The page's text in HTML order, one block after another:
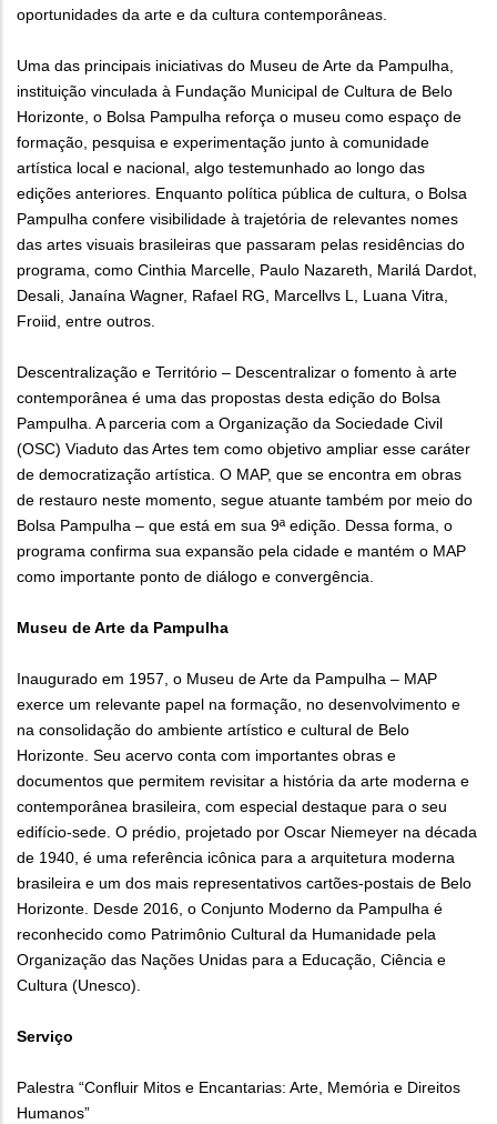
oportunidades da arte e da cultura contemporâneas.
Uma das principais iniciativas do Museu de Arte da Pampulha,
instituição vinculada à Fundação Municipal de Cultura de Belo
Horizonte, o Bolsa Pampulha reforça o museu como espaço de
formação, pesquisa e experimentação junto à comunidade
artística local e nacional, algo testemunhado ao longo das
edições anteriores. Enquanto política pública de cultura, o Bolsa
Pampulha confere visibilidade à trajetória de relevantes nomes
das artes visuais brasileiras que passaram pelas residências do
programa, como Cinthia Marcelle, Paulo Nazareth, Marilá Dardot,
Desali, Janaína Wagner, Rafael RG, Marcellvs L, Luana Vitra,
Froiid, entre outros.
Descentralização e Território – Descentralizar o fomento à arte
contemporânea é uma das propostas desta edição do Bolsa
Pampulha. A parceria com a Organização da Sociedade Civil
(OSC) Viaduto das Artes tem como objetivo ampliar esse caráter
de democratização artística. O MAP, que se encontra em obras
de restauro neste momento, segue atuante também por meio do
Bolsa Pampulha – que está em sua 9ª edição. Dessa forma, o
programa confirma sua expansão pela cidade e mantém o MAP
como importante ponto de diálogo e convergência.
Museu de Arte da Pampulha
Inaugurado em 1957, o Museu de Arte da Pampulha – MAP
exerce um relevante papel na formação, no desenvolvimento e
na consolidação do ambiente artístico e cultural de Belo
Horizonte. Seu acervo conta com importantes obras e
documentos que permitem revisitar a história da arte moderna e
contemporânea brasileira, com especial destaque para o seu
edifício-sede. O prédio, projetado por Oscar Niemeyer na década
de 1940, é uma referência icônica para a arquitetura moderna
brasileira e um dos mais representativos cartões-postais de Belo
Horizonte. Desde 2016, o Conjunto Moderno da Pampulha é
reconhecido como Patrimônio Cultural da Humanidade pela
Organização das Nações Unidas para a Educação, Ciência e
Cultura (Unesco).
Serviço
Palestra “Confluir Mitos e Encantarias: Arte, Memória e Direitos
Humanos”